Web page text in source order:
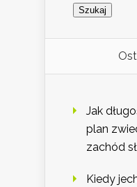
Jak
plan
zachód
Kiedy